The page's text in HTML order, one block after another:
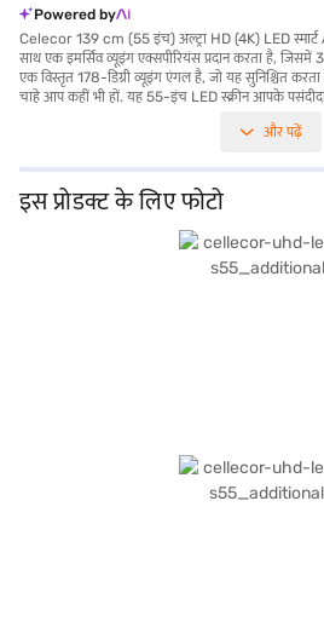
Powered by
Celecor 139 cm (55 इंच) अल्ट्रा HD (4K) LED
साथ एक इमर्सिव व्यूइंग एक्सपीरियंस प्रदान करता है,
एक विस्तृत 178-डिग्री व्यूइंग एंगल है, जो यह सुनिश्चित
चाहे आप कहीं भी हों. यह 55-इंच LED स्क्रीन आपके
दुनिया खोलती है, जिससे आप कंटेंट को आसानी से स्ट्रीम
ऑडियो प्रदान करते हैं, जो आपके पूरे मनोरंजन को बेहतर
वॉल माउंट जैसी आवश्यक एक्सेसरीज़ शामिल हैं, जो
फीट दूर तक देखने के लिए आदर्श, यह TV आपके होम थिएटर
गया है. इसमें आपके डिवाइस को कनेक्ट करने के लिए एक
और सिर्फ 0.5W की स्टैंडबाय खपत के साथ, यह ऊर्जा-कुशल है.
आप मन की शांति का आनंद ले सकते हैं. खरीदारी करने के
और पढ़ें
इस प्रोडक्ट के लिए फोटो